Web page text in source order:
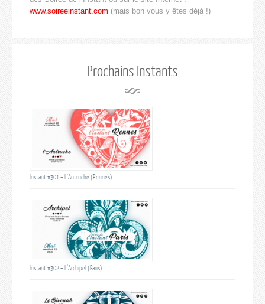
www.soireeinstant.com (mais bon vous y êtes déjà !)
Prochains Instants
Instant #301 – L’Autruche (Rennes)
Instant #302 – L’Archipel (Paris)